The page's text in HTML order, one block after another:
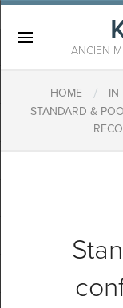
ANCIEN
HOME / IN
STANDARD &